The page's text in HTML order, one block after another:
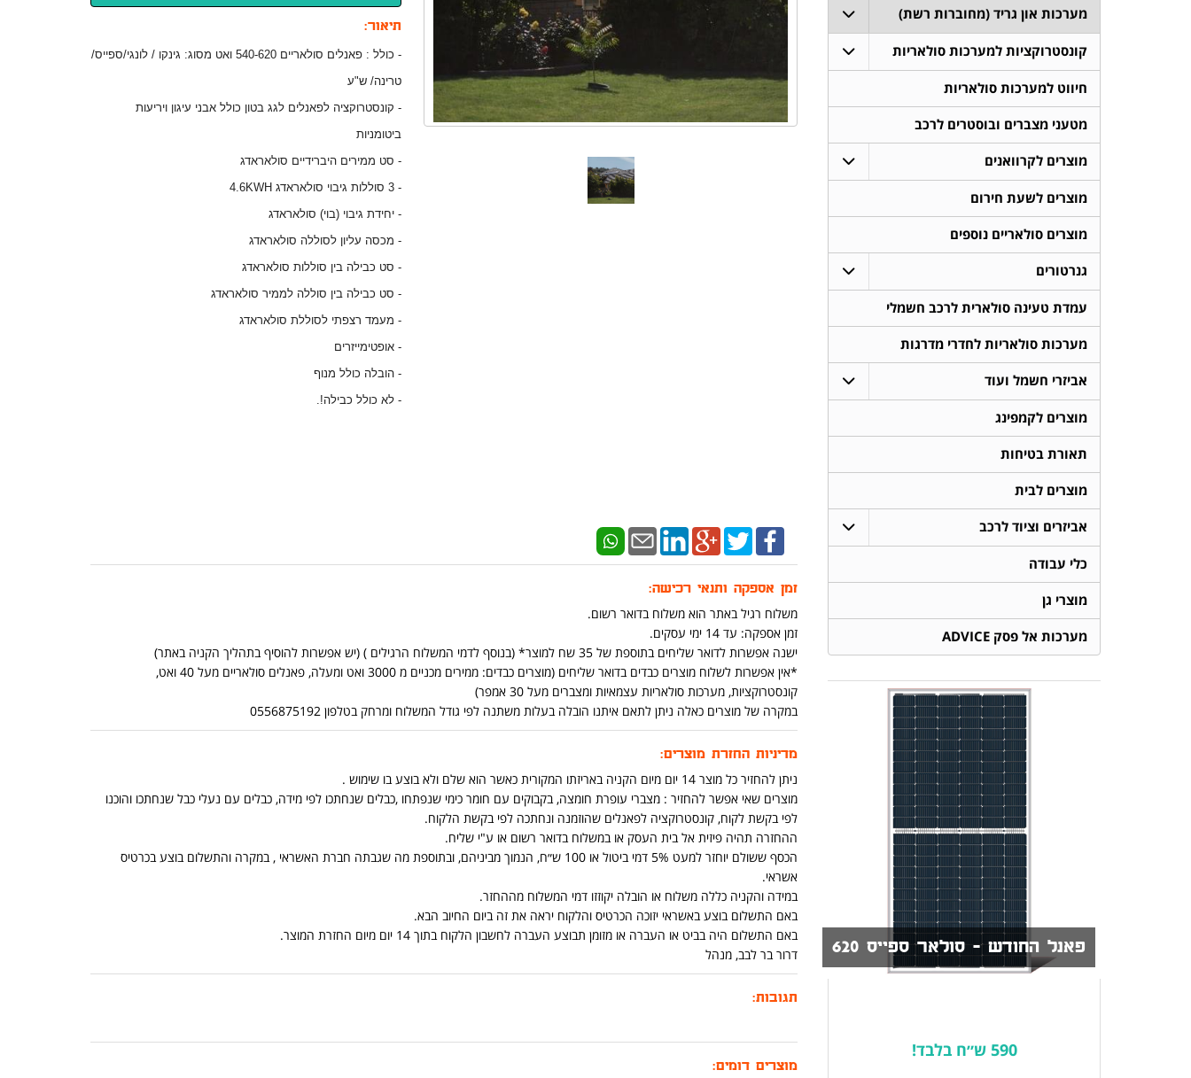
תיאור:
- כולל : פאנלים סולאריים 540-620 ואט מסוג: גינקו / לונגי/ספייס/
טרינה/ ש"ע
- קונסטרוקציה לפאנלים לגג בטון כולל אבני עיגון ויריעות
ביטומניות
- סט ממירים היברידיים סולאראדג
- 3 סוללות גיבוי סולאראדג 4.6KWH
- יחידת גיבוי (בוי) סולאראדג
- מכסה עליון לסוללה סולאראדג
- סט כבילה בין סוללות סולאראדג
- סט כבילה בין סוללה לממיר סולאראדג
- מעמד רצפתי לסוללת סולאראדג
- אופטימייזרים
- הובלה כולל מנוף
- לא כולל כבילה!.
זמן אספקה ותנאי רכישה:
משלוח רגיל באתר הוא משלוח בדואר רשום.
זמן אספקה: עד 14 ימי עסקים.
ישנה אפשרות לדואר שליחים בתוספת של 35 שח למוצר* (בנוסף לדמי המשלוח הרגילים ) (יש אפשרות להוסיף בתהליך הקניה באתר)
*אין אפשרות לשלוח מוצרים כבדים בדואר שליחים (מוצרים כבדים: ממירים מכניים מ 3000 ואט ומעלה, פאנלים סולאריים מעל 40 ואט,
קונסטרוקציות, מערכות סולאריות עצמאיות ומצברים מעל 30 אמפר)
במקרה של מוצרים כאלה ניתן לתאם איתנו הובלה בעלות משתנה לפי גודל המשלוח ומרחק בטלפון 0556875192
מדיניות החזרת מוצרים:
ניתן להחזיר כל מוצר 14 יום מיום הקניה באריזתו המקורית כאשר הוא שלם ולא בוצע בו שימוש .
מוצרים שאי אפשר להחזיר : מצברי עופרת חומצה, בקבוקים עם חומר כימי שנפתחו ,כבלים שנחתכו לפי מידה, כבלים עם נעלי כבל שנחתכו והוכנו
לפי בקשת לקוח, קונסטרוקציה לפאנלים שהוזמנה ונחתכה לפי בקשת הלקוח.
ההחזרה תהיה פיזית אל בית העסק או במשלוח בדואר רשום או ע"י שליח.
הכסף ששולם יוחזר למעט 5% דמי ביטול או 100 ש״ח, הנמוך מביניהם, ובתוספת מה שגבתה חברת האשראי , במקרה והתשלום בוצע בכרטיס
אשראי.
במידה והקניה כללה משלוח או הובלה יקוזזו דמי המשלוח מההחזר.
באם התשלום בוצע באשראי יזוכה הכרטיס והלקוח יראה את זה ביום החיוב הבא.
באם התשלום היה בביט או העברה או מזומן תבוצע העברה לחשבון הלקוח בתוך 14 יום מיום החזרת המוצר.
דרור בר לבב, מנהל
תגובות:
מוצרים דומים:
מערכות און גריד (מחוברות רשת)
קונסטרוקציות למערכות סולאריות
חיווט למערכות סולאריות
מטעני מצברים ובוסטרים לרכב
מוצרים לקרוואנים
מוצרים לשעת חירום
מוצרים סולאריים נוספים
גנרטורים
עמדת טעינה סולארית לרכב חשמלי
מערכות סולאריות לחדרי מדרגות
אביזרי חשמל ועוד
מוצרים לקמפינג
תאורת בטיחות
מוצרים לבית
אביזרים וציוד לרכב
כלי עבודה
מוצרי גן
מערכות אל פסק ADVICE
פאנל החודש - סולאר ספייס 620
590 ש״ח בלבד!